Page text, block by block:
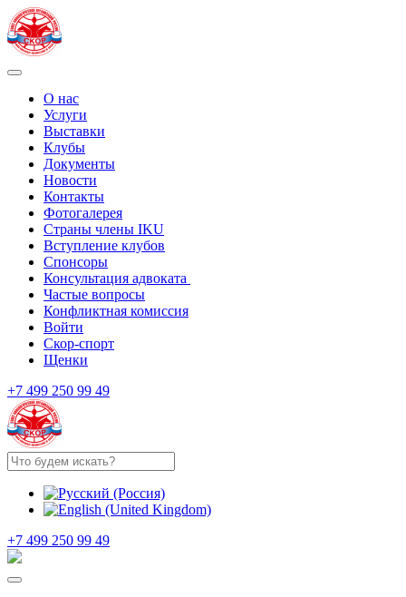
О нас
Услуги
Выставки
Клубы
Документы
Новости
Контакты
Фотогалерея
Страны члены IKU
Вступление клубов​
Спонсоры
Консультация адвоката ​
Частые вопросы
Конфликтная комиссия
Войти
Скор-спорт
Щенки
+7 499 250 99 49
+7 499 250 99 49